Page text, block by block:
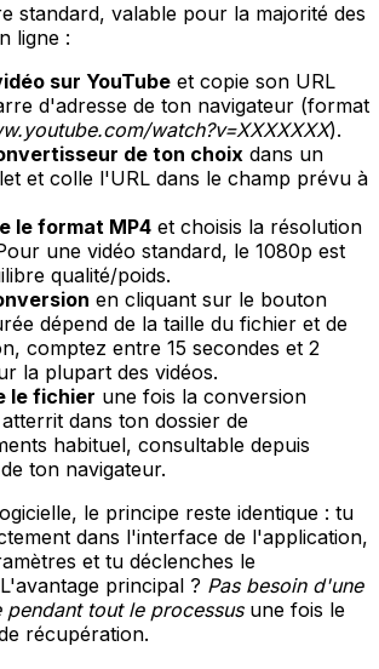
standard, valable pour la majorité des
ligne :
sur YouTube et copie son URL
d'adresse de ton navigateur (format
watch?v=XXXXXXX).
de ton choix dans un
et colle l'URL dans le champ prévu à
le format MP4 et choisis la résolution
une vidéo standard, le 1080p est
qualité/poids.
en cliquant sur le bouton
dépend de la taille du fichier et de
comptez entre 15 secondes et 2
la plupart des vidéos.
le fichier une fois la conversion
dans ton dossier de
habituel, consultable depuis
ton navigateur.
le principe reste identique : tu
dans l'interface de l'application,
et tu déclenches le
principal ? Pas besoin d'une
pendant tout le processusune fois le
récupération.